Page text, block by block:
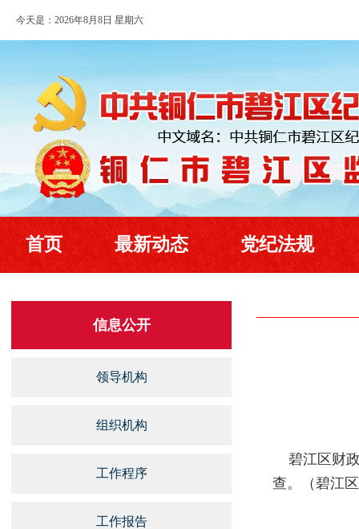
今天是：2026年8月8日 星期六
首页 最新动态 党纪法规
信息公开
领导机构
组织机构
工作程序
工作报告
碧江区财政
查。（碧江